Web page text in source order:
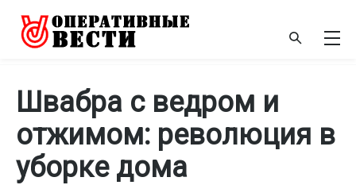
Швабра с ведром и
отжимом: революция в
уборке дома